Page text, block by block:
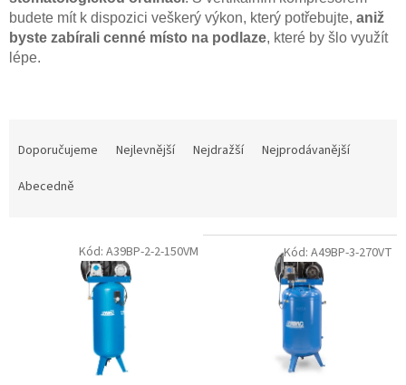
budete mít k dispozici veškerý výkon, který potřebujte, aniž
byste zabírali cenné místo na podlaze, které by šlo využít
lépe.
Doporučujeme Nejlevnější Nejdražší
Nejprodávanější
Abecedně
Kód: A39BP-2-2-150VM Kód: A49BP-3-270VT